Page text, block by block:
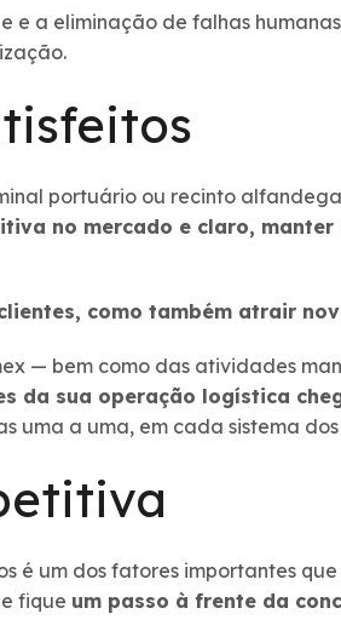
e a eliminação de falhas
portuário ou recinto
no mercado e claro,
como também atrair
— bem como das atividades
da sua operação logística
uma a uma, em cada sistema
é um dos fatores importantes
e fique um passo à frente da